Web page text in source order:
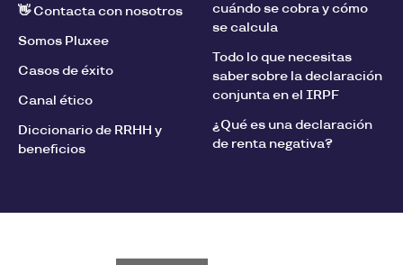
👋 Contacta con nosotros
Somos Pluxee
Casos de éxito
Canal ético
Diccionario de RRHH y
beneficios
cuándo se cobra y cómo
se calcula
Todo lo que necesitas
saber sobre la declaración
conjunta en el IRPF
¿Qué es una declaración
de renta negativa?